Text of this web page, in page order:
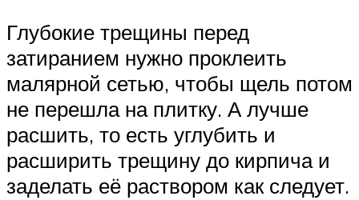
Глубокие трещины перед
затиранием нужно проклеить
малярной сетью, чтобы щель потом
не перешла на плитку. А лучше
расшить, то есть углубить и
расширить трещину до кирпича и
заделать её раствором как следует.